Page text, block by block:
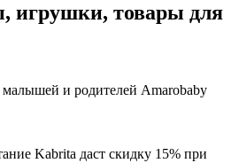
игрушки, товары для
и родителей Amarobaby
Kabrita даст скидку 15% при